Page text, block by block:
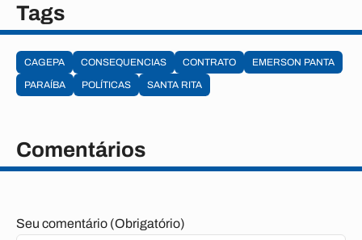
Tags
CAGEPA CONSEQUENCIAS CONTRATO
EMERSON PANTA
PARAÍBA
POLÍTICAS SANTA RITA
Comentários
Seu comentário (Obrigatório)